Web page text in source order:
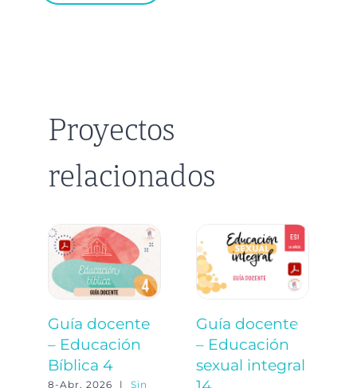
Proyectos
relacionados
Guía docente
– Educación
Bíblica 4
8-Abr, 2026 |
Sin
Guía docente
– Educación
sexual integral